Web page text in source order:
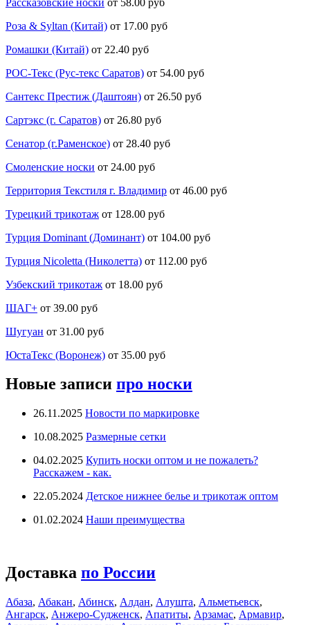
Роза & Syltan (Китай) от 17.00 руб
Ромашки (Китай) от 22.40 руб
РОС-Текс (Рус-текс Саратов) от 54.00 руб
Сантекс Престиж (Даштоян) от 26.50 руб
Сартэкс (г. Саратов) от 26.80 руб
Сенатор (г.Раменское) от 28.40 руб
Смоленские носки от 24.00 руб
Территория Текстиля г. Владимир от 46.00 руб
Турецкий трикотаж от 128.00 руб
Турция Dominant (Доминант) от 104.00 руб
Турция Nicoletta (Николетта) от 112.00 руб
Узбекский трикотаж от 18.00 руб
ШАГ+ от 39.00 руб
Шугуан от 31.00 руб
ЮстаТекс (Воронеж) от 35.00 руб
Новые записи про носки
26.11.2025 Новости по маркировке
10.08.2025 Размерные сетки
04.02.2025 Купить носки оптом и не пожалеть?
Расскажем - как.
22.05.2024 Детское нижнее белье и трикотаж оптом
01.02.2024 Наши преимущества
Доставка по России
Абаза, Абакан, Абинск, Алдан, Алушта, Альметьевск,
Ангарск, Анжеро-Судженск, Апатиты, Арзамас, Армавир,